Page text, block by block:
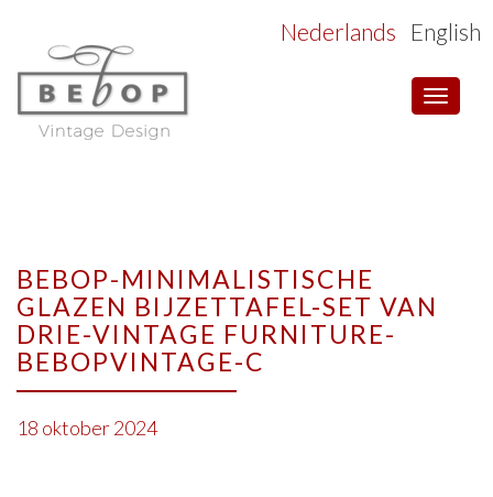
Toggle
Nederlands English
BEBOP-MINIMALISTISCHE
GLAZEN BIJZETTAFEL-SET VAN
DRIE-VINTAGE FURNITURE-
BEBOPVINTAGE-C
18 oktober 2024